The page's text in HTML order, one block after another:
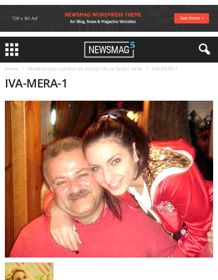
Home Moderatorja sybukur se shpejti do te behet nene IVA-MERA-1
IVA-MERA-1